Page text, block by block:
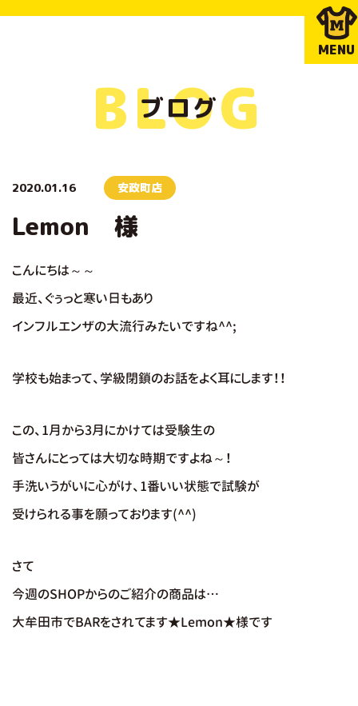
MENU
ブログ
BLOG
2020.01.16 安政町店
Lemon 様
こんにちは～～
最近、ぐぅっと寒い日もあり
インフルエンザの大流行みたいですね^^;
学校も始まって、学級閉鎖のお話をよく耳にします！！
この、1月から3月にかけては受験生の
皆さんにとっては大切な時期ですよね～！
手洗いうがいに心がけ、1番いい状態で試験が
受けられる事を願っております(^^)
さて
今週のSHOPからのご紹介の商品は…
大牟田市でBARをされてます★Lemon★様です